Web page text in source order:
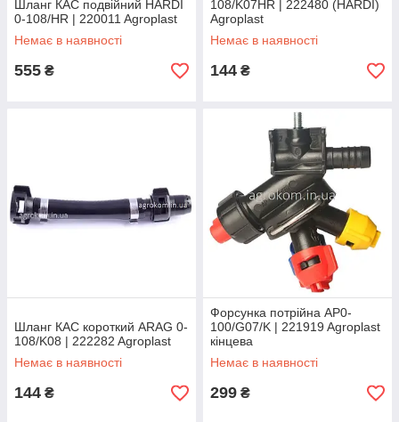
Шланг КАС подвійний HARDI
0-108/HR | 220011 Agroplast
Немає в наявності
555 ₴
108/K07HR | 222480 (HARDI)
Agroplast
Немає в наявності
144 ₴
Шланг КАС короткий ARAG 0-
108/K08 | 222282 Agroplast
Немає в наявності
144 ₴
Форсунка потрійна AP0-
100/G07/K | 221919 Agroplast
кінцева
Немає в наявності
299 ₴